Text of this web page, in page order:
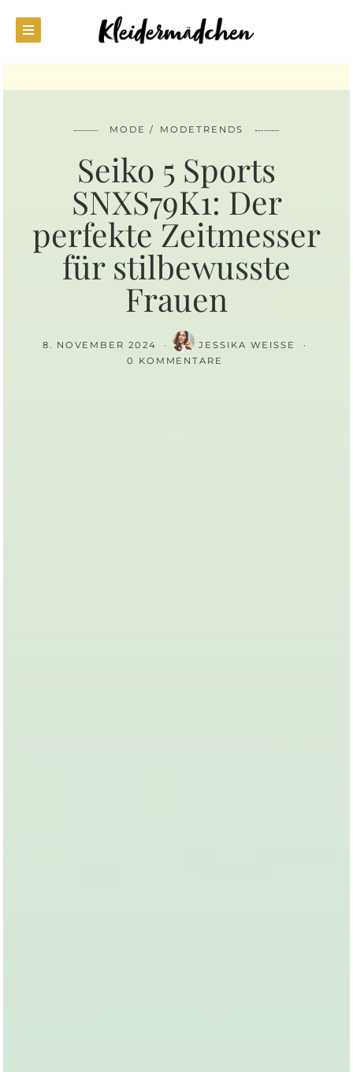
MODE MODETRENDS
Seiko 5 Sports
SNXS79K1: Der
perfekte Zeitmesser
für stilbewusste
Frauen
8. NOVEMBER 2024
JESSIKA WEISSE
0 KOMMENTARE